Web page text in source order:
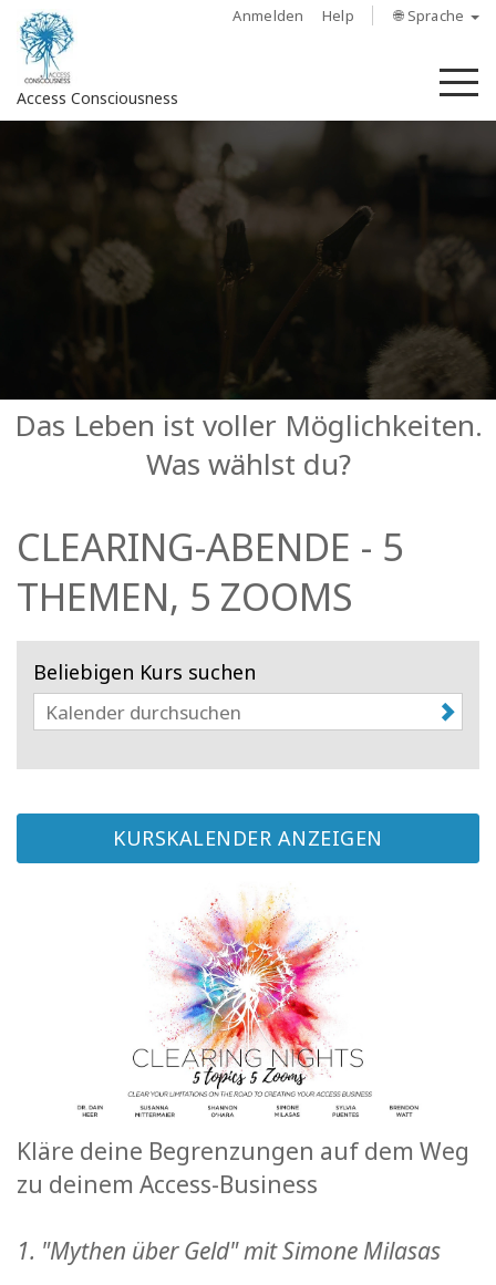
Anmelden Help 🌐 Sprache
Access Consciousness
Regionen
Neuigkeiten
SUCHE
Das Leben ist voller Möglichkeiten.
Was wählst du?
CLEARING-ABENDE - 5
THEMEN, 5 ZOOMS
Beliebigen Kurs suchen
KURSKALENDER ANZEIGEN
Kläre deine Begrenzungen auf dem Weg
zu deinem Access-Business
1. "Mythen über Geld" mit Simone Milasas